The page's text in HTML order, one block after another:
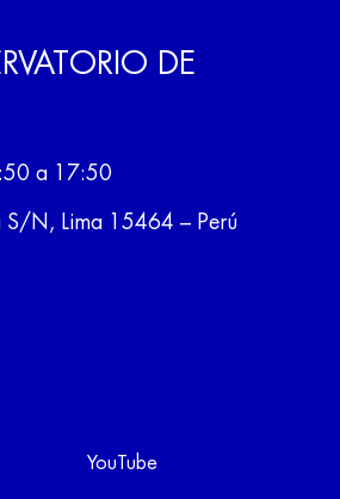
DE
a 17:50
S/N, Lima 15464 – Perú
YouTube